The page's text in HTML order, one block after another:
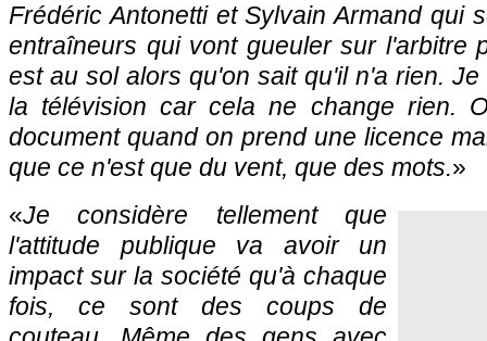
Frédéric Antonetti et Sylvain Armand qui
entraîneurs qui vont gueuler sur l'arbitre
est au sol alors qu'on sait qu'il n'a rien.
la télévision car cela ne change rien.
document quand on prend une licence
que ce n'est que du vent, que des mots.»
«Je considère tellement que
l'attitude publique va avoir un
impact sur la société qu'à chaque
fois, ce sont des coups de